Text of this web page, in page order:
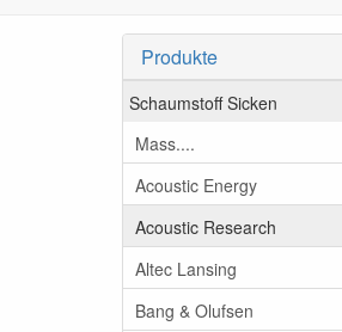
Produkte
Schaumstoff Sicken
Mass....
Acoustic Energy
Acoustic Research
Altec Lansing
Bang & Olufsen